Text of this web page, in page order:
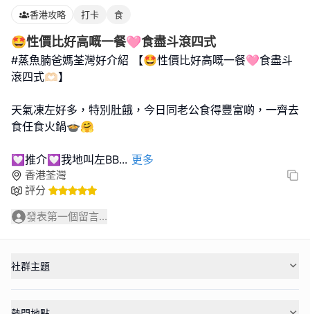
香港攻略 打卡 食
🤩性價比好高嘅一餐🩷食盡斗滾四式
#蒸魚腩爸媽荃灣好介紹 【🤩性價比好高嘅一餐🩷食盡斗
滾四式🫶🏻】
天氣凍左好多，特別肚餓，今日同老公食得豐富啲，一齊去
食任食火鍋🍲🤗
💟推介💟我地叫左BB... 更多
香港荃灣
評分
發表第一個留言...
社群主題